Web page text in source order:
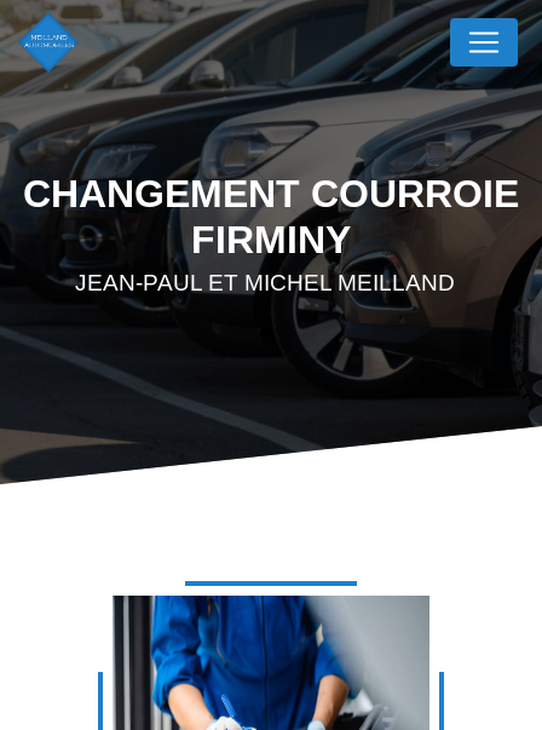
CHANGEMENT COURROIE
FIRMINY
JEAN-PAUL ET MICHEL MEILLAND
Panneau de gestion des cookies